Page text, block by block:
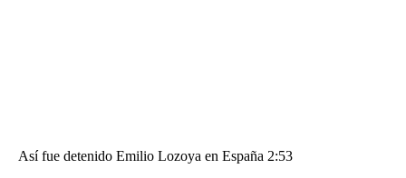
Así fue detenido Emilio Lozoya en España 2:53